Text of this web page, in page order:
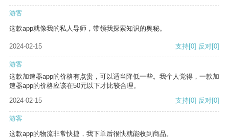
游客
这款app就像我的私人导师，带领我探索知识的奥秘。
2024-02-15 支持[0] 反对[0]
游客
这款加速器app的价格有点贵，可以适当降低一些。我个人觉得，一款加
速器app的价格应该在50元以下才比较合理。
2024-02-15
支持[0] 反对[0]
游客
这款app的物流非常快捷，我下单后很快就能收到商品。